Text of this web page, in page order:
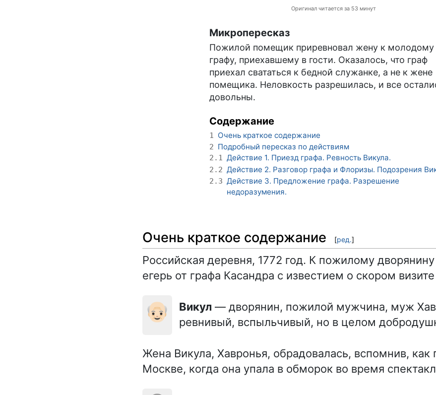
Оригинал читается за 53 минут
Микропересказ
Пожилой помещик приревновал жену к молодому
графу, приехавшему в гости. Оказалось, что граф
приехал свататься к бедной служанке, а не к жене
помещика. Неловкость разрешилась, и все
довольны.
Содержание
1 Очень краткое содержание
2 Подробный пересказ по действиям
2.1 Действие 1. Приезд графа. Ревность Викула.
2.2 Действие 2. Разговор графа и Флоризы. Подозрения
2.3 Действие 3. Предложение графа. Разрешение
недоразумения.
Очень краткое содержание [ред.]
Российская деревня, 1772 год. К пожилому
егерь от графа Касандра с известием о скором
👴🏻 Викул — дворянин, пожилой мужчина, муж
ревнивый, вспыльчивый, но в целом
Жена Викула, Хавронья, обрадовалась, вспомнив, как
Москве, когда она упала в обморок во время